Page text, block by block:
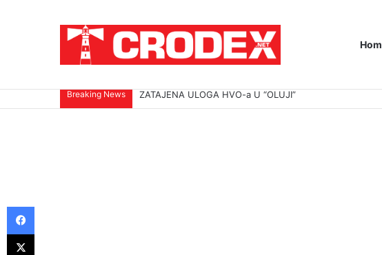
Breaking News ZATAJENA ULOGA HVO-a U “OLUJI”
Facebook
X